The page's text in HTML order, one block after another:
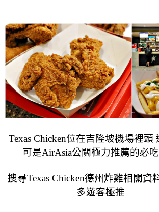
Texas Chicken位在吉隆坡機場裡頭
可是AirAsia公關極力推薦的必
搜尋Texas Chicken德州炸雞相關資
多遊客極推